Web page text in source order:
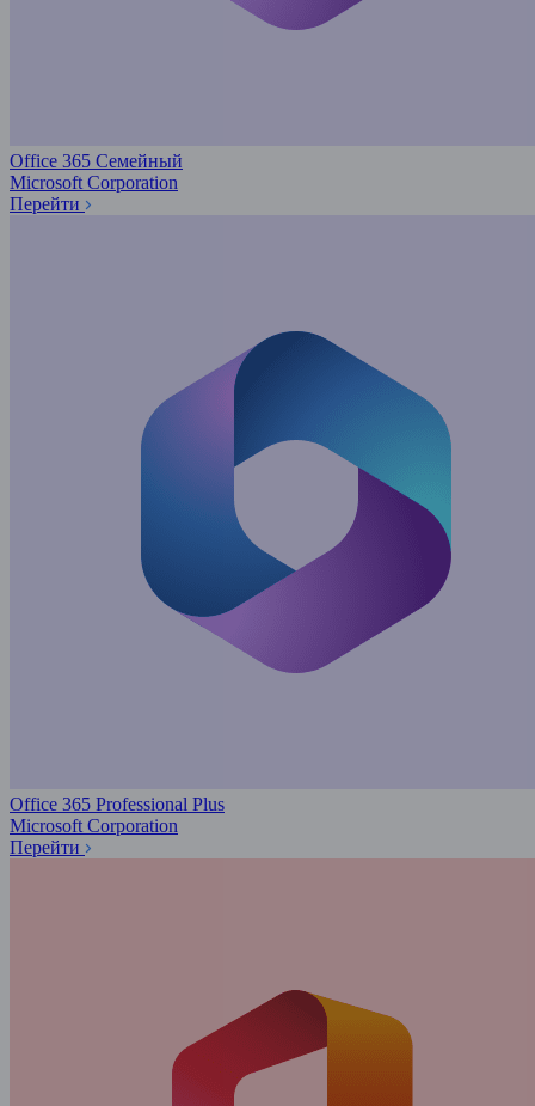
Office 365 Семейный
Microsoft Corporation
Перейти
Office 365 Professional Plus
Microsoft Corporation
Перейти